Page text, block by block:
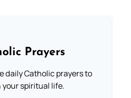
Prayers
daily Catholic prayers to
spiritual life.